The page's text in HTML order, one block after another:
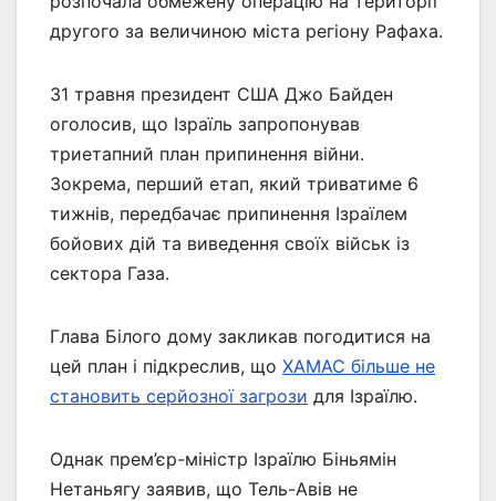
другого за величиною міста регіону Рафаха.
31 травня президент США Джо Байден
оголосив, що Ізраїль запропонував
триетапний план припинення війни.
Зокрема, перший етап, який триватиме 6
тижнів, передбачає припинення Ізраїлем
бойових дій та виведення своїх військ із
сектора Газа.
Глава Білого дому закликав погодитися на
цей план і підкреслив, що ХАМАС більше не
становить серйозної загрози для Ізраїлю.
Однак прем’єр-міністр Ізраїлю Біньямін
Нетаньягу заявив, що Тель-Авів не